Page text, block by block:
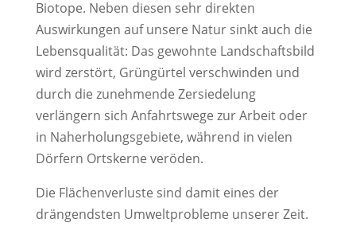
Biotope. Neben diesen sehr direkten
Auswirkungen auf unsere Natur sinkt auch die
Lebensqualität: Das gewohnte Landschaftsbild
wird zerstört, Grüngürtel verschwinden und
durch die zunehmende Zersiedelung
verlängern sich Anfahrtswege zur Arbeit oder
in Naherholungsgebiete, während in vielen
Dörfern Ortskerne veröden.
Die Flächenverluste sind damit eines der
drängendsten Umweltprobleme unserer Zeit.